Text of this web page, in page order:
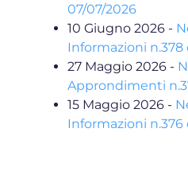
07/07/2026
10 Giugno 2026 -
Informazioni n.378
27 Maggio 2026 -
Approndimenti
15 Maggio 2026 -
Informazioni n.376